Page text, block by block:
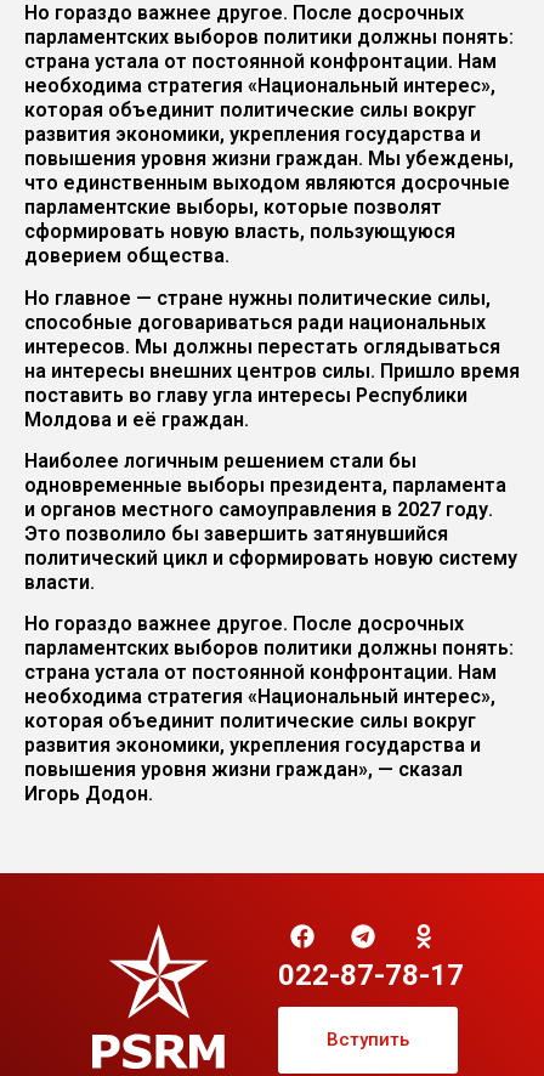
Но гораздо важнее другое. После досрочных
парламентских выборов политики должны понять:
страна устала от постоянной конфронтации. Нам
необходима стратегия «Национальный интерес»,
которая объединит политические силы вокруг
развития экономики, укрепления государства и
повышения уровня жизни граждан. Мы убеждены,
что единственным выходом являются досрочные
парламентские выборы, которые позволят
сформировать новую власть, пользующуюся
доверием общества.
Но главное — стране нужны политические силы,
способные договариваться ради национальных
интересов. Мы должны перестать оглядываться
на интересы внешних центров силы. Пришло время
поставить во главу угла интересы Республики
Молдова и её граждан.
Наиболее логичным решением стали бы
одновременные выборы президента, парламента
и органов местного самоуправления в 2027 году.
Это позволило бы завершить затянувшийся
политический цикл и сформировать новую систему
власти.
Но гораздо важнее другое. После досрочных
парламентских выборов политики должны понять:
страна устала от постоянной конфронтации. Нам
необходима стратегия «Национальный интерес»,
которая объединит политические силы вокруг
развития экономики, укрепления государства и
повышения уровня жизни граждан», — сказал
Игорь Додон.
022-87-78-17
Вступить